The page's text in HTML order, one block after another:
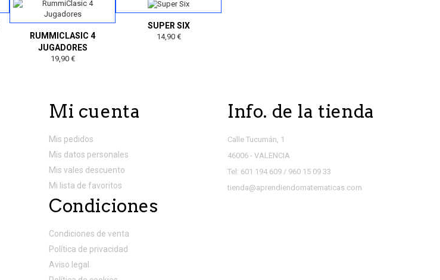
RUMMICLASIC 4
JUGADORES
19,90 €
SUPER SIX
14,90 €
Mi cuenta
Mis pedidos
Mis datos personales
Mis vales descuento
Mi lista de favoritos
Condiciones
Condiciones de venta
Política de privacidad
Aviso legal
Info. de la tienda
Calle Tucumán, 1
46006 - VALENCIA
Tel: 601 194 609 / 960 15 09 33
tienda@aprendiendomatematicas.com